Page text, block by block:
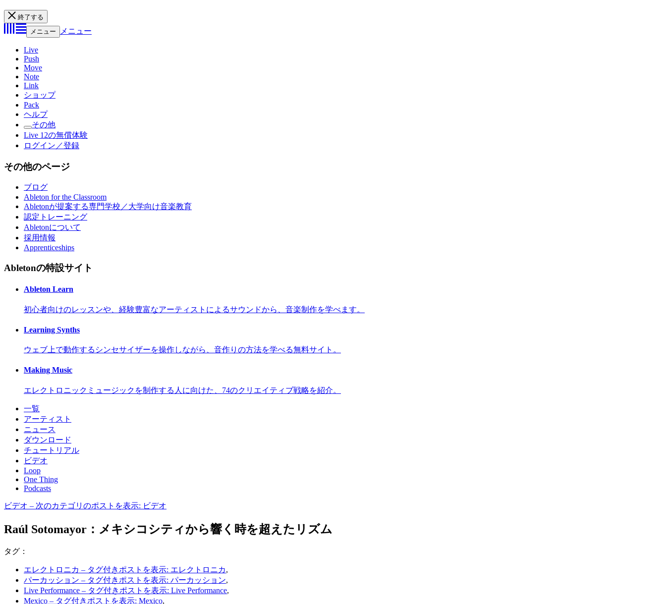
終了する
メニュー
メニュー
Live
Push
Move
Note
Link
ショップ
Pack
ヘルプ
その他
Live 12の無償体験
ログイン／登録
その他のページ
ブログ
Ableton for the Classroom
Abletonが提案する専門学校／大学向け音楽教育
認定トレーニング
Abletonについて
採用情報
Apprenticeships
Abletonの特設サイト
Ableton Learn
初心者向けのレッスンや、経験豊富なアーティストによるサウンドから、音楽制作を学べます。
Learning Synths
ウェブ上で動作するシンセサイザーを操作しながら、音作りの方法を学べる無料サイト。
Making Music
エレクトロニックミュージックを制作する人に向けた、74のクリエイティブ戦略を紹介。
一覧
アーティスト
ニュース
ダウンロード
チュートリアル
ビデオ
Loop
One Thing
Podcasts
ビデオ – 次のカテゴリのポストを表示: ビデオ
Raúl Sotomayor：メキシコシティから響く時を超えたリズム
タグ：
エレクトロニカ – タグ付きポストを表示: エレクトロニカ,
パーカッション – タグ付きポストを表示: パーカッション,
Live Performance – タグ付きポストを表示: Live Performance,
Mexico – タグ付きポストを表示: Mexico,